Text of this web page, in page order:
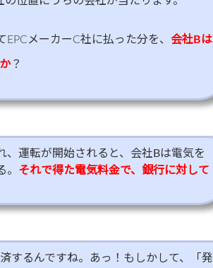
メーカーC社に払った分を、 会社Bは
？
、運転が開始されると、会社Bは電気を
それで得た電気料金で、銀行に対して
するんですね。あっ！もしかして、「発